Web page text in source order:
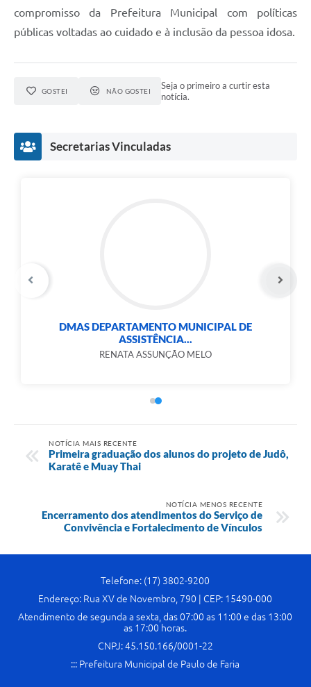
compromisso da Prefeitura Municipal com políticas
públicas voltadas ao cuidado e à inclusão da pessoa idosa.
GOSTEI NÃO GOSTEI
Seja o primeiro a curtir esta
notícia.
Secretarias Vinculadas
DMAS DEPARTAMENTO MUNICIPAL DE
ASSISTÊNCIA...
RENATA ASSUNÇÃO MELO
NOTÍCIA MAIS RECENTE
Primeira graduação dos alunos do projeto de Judô,
Karatê e Muay Thai
NOTÍCIA MENOS RECENTE
Encerramento dos atendimentos do Serviço de
Convivência e Fortalecimento de Vínculos
Telefone: (17) 3802-9200
Endereço: Rua XV de Novembro, 790 | CEP: 15490-000
Atendimento de segunda a sexta, das 07:00 as 11:00 e das 13:00
as 17:00 horas.
CNPJ: 45.150.166/0001-22
::: Prefeitura Municipal de Paulo de Faria